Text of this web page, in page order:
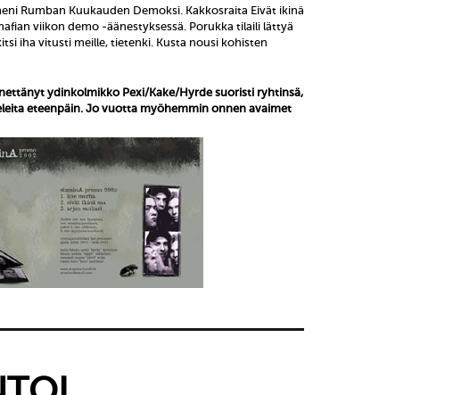
Rumban Kuukauden Demoksi. Kakkosraita Eivät ikinä
viikon demo -äänestyksessä. Porukka tilaili lättyä
iha vitusti meille, tietenki. Kusta nousi kohisten
ydinkolmikko Pexi/Kake/Hyrde suoristi ryhtinsä,
eteenpäin. Jo vuotta myöhemmin onnen avaimet